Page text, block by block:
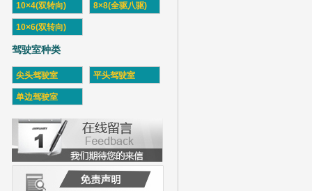
10×4(双转向) 8×8(全驱八驱)
10×6(双转向)
驾驶室种类
尖头驾驶室 平头驾驶室
单边驾驶室